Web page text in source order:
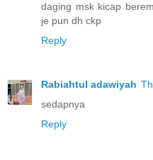
daging msk kicap
je pun dh ckp
Reply
Rabiahtul adawiyah
sedapnya
Reply